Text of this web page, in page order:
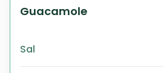
Guacamole
Sal